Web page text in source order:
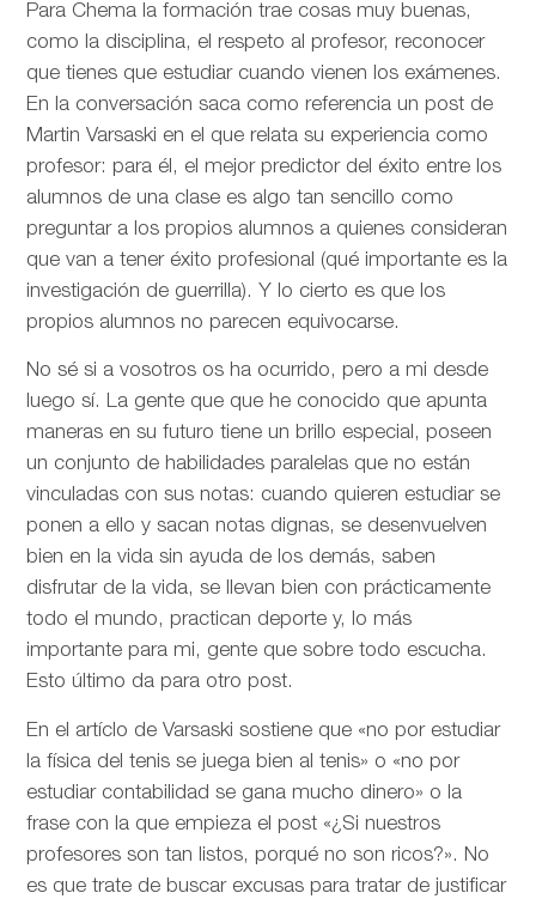
Para Chema la formación trae cosas muy buenas,
como la disciplina, el respeto al profesor, reconocer
que tienes que estudiar cuando vienen los exámenes.
En la conversación saca como referencia un post de
Martin Varsaski en el que relata su experiencia como
profesor: para él, el mejor predictor del éxito entre los
alumnos de una clase es algo tan sencillo como
preguntar a los propios alumnos a quienes consideran
que van a tener éxito profesional (qué importante es la
investigación de guerrilla). Y lo cierto es que los
propios alumnos no parecen equivocarse.
No sé si a vosotros os ha ocurrido, pero a mi desde
luego sí. La gente que que he conocido que apunta
maneras en su futuro tiene un brillo especial, poseen
un conjunto de habilidades paralelas que no están
vinculadas con sus notas: cuando quieren estudiar se
ponen a ello y sacan notas dignas, se desenvuelven
bien en la vida sin ayuda de los demás, saben
disfrutar de la vida, se llevan bien con prácticamente
todo el mundo, practican deporte y, lo más
importante para mi, gente que sobre todo escucha.
Esto último da para otro post.
En el artíclo deVarsaski sostiene que «no por estudiar
la física del tenis se juega bien al tenis» o «no por
estudiar contabilidad se gana mucho dinero» o la
frase con la que empieza el post «¿Si nuestros
profesores son tan listos, porqué no son ricos?». No
es que trate de buscar excusas para tratar de justificar